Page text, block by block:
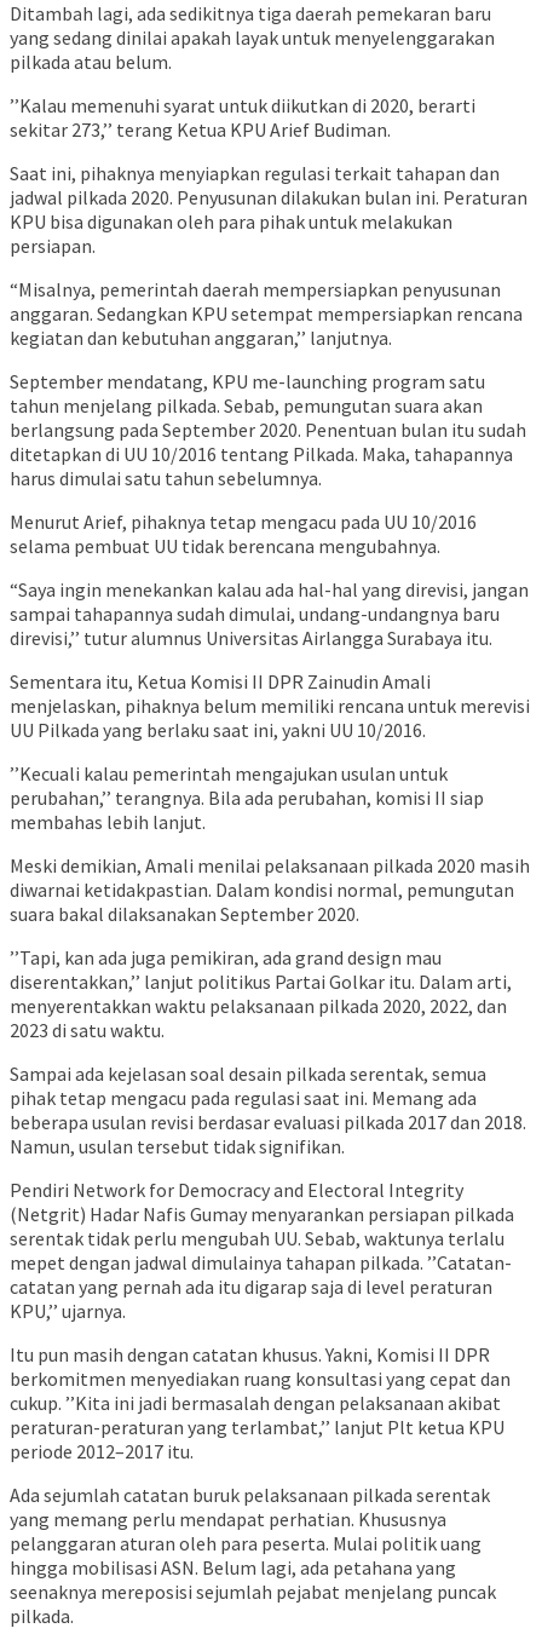
Ditambah lagi, ada sedikitnya tiga daerah pemekaran baru
yang sedang dinilai apakah layak untuk menyelenggarakan
pilkada atau belum.
’’Kalau memenuhi syarat untuk diikutkan di 2020, berarti
sekitar 273,’’ terang Ketua KPU Arief Budiman.
Saat ini, pihaknya menyiapkan regulasi terkait tahapan dan
jadwal pilkada 2020. Penyusunan dilakukan bulan ini. Peraturan
KPU bisa digunakan oleh para pihak untuk melakukan
persiapan.
“Misalnya, pemerintah daerah mempersiapkan penyusunan
anggaran. Sedangkan KPU setempat mempersiapkan rencana
kegiatan dan kebutuhan anggaran,’’ lanjutnya.
September mendatang, KPU me-launching program satu
tahun menjelang pilkada. Sebab, pemungutan suara akan
berlangsung pada September 2020. Penentuan bulan itu sudah
ditetapkan di UU 10/2016 tentang Pilkada. Maka, tahapannya
harus dimulai satu tahun sebelumnya.
Menurut Arief, pihaknya tetap mengacu pada UU 10/2016
selama pembuat UU tidak berencana mengubahnya.
“Saya ingin menekankan kalau ada hal-hal yang direvisi, jangan
sampai tahapannya sudah dimulai, undang-undangnya baru
direvisi,’’ tutur alumnus Universitas Airlangga Surabaya itu.
Sementara itu, Ketua Komisi II DPR Zainudin Amali
menjelaskan, pihaknya belum memiliki rencana untuk merevisi
UU Pilkada yang berlaku saat ini, yakni UU 10/2016.
’’Kecuali kalau pemerintah mengajukan usulan untuk
perubahan,’’ terangnya. Bila ada perubahan, komisi II siap
membahas lebih lanjut.
Meski demikian, Amali menilai pelaksanaan pilkada 2020 masih
diwarnai ketidakpastian. Dalam kondisi normal, pemungutan
suara bakal dilaksanakan September 2020.
’’Tapi, kan ada juga pemikiran, ada grand design mau
diserentakkan,’’ lanjut politikus Partai Golkar itu. Dalam arti,
menyerentakkan waktu pelaksanaan pilkada 2020, 2022, dan
2023 di satu waktu.
Sampai ada kejelasan soal desain pilkada serentak, semua
pihak tetap mengacu pada regulasi saat ini. Memang ada
beberapa usulan revisi berdasar evaluasi pilkada 2017 dan 2018.
Namun, usulan tersebut tidak signifikan.
Pendiri Network for Democracy and Electoral Integrity
(Netgrit) Hadar Nafis Gumay menyarankan persiapan pilkada
serentak tidak perlu mengubah UU. Sebab, waktunya terlalu
mepet dengan jadwal dimulainya tahapan pilkada. ’’Catatan-
catatan yang pernah ada itu digarap saja di level peraturan
KPU,’’ ujarnya.
Itu pun masih dengan catatan khusus. Yakni, Komisi II DPR
berkomitmen menyediakan ruang konsultasi yang cepat dan
cukup. ’’Kita ini jadi bermasalah dengan pelaksanaan akibat
peraturan-peraturan yang terlambat,’’ lanjut Plt ketua KPU
periode 2012–2017 itu.
Ada sejumlah catatan buruk pelaksanaan pilkada serentak
yang memang perlu mendapat perhatian. Khususnya
pelanggaran aturan oleh para peserta. Mulai politik uang
hingga mobilisasi ASN. Belum lagi, ada petahana yang
seenaknya mereposisi sejumlah pejabat menjelang puncak
pilkada.